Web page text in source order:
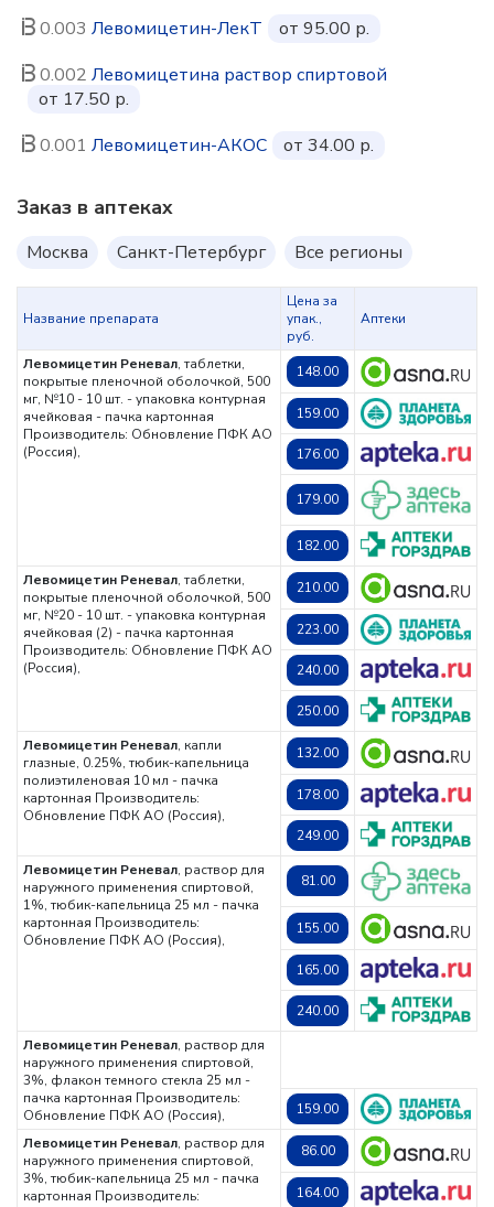
0.003 Левомицетин-ЛекТ
от 95.00 р.
0.002 Левомицетина раствор спиртовой
от 17.50 р.
0.001 Левомицетин-АКОС от 34.00 р.
Заказ в аптеках
Москва Санкт-Петербург Все регионы
Название препарата
Цена за
упак.,
руб.
Аптеки
Левомицетин Реневал, таблетки,
покрытые пленочной оболочкой, 500
мг, №10 - 10 шт. - упаковка контурная
ячейковая - пачка картонная
Производитель: Обновление ПФК АО
(Россия),
148.00
159.00
176.00
179.00
182.00
Левомицетин Реневал, таблетки,
покрытые пленочной оболочкой, 500
мг, №20 - 10 шт. - упаковка контурная
ячейковая (2) - пачка картонная
Производитель: Обновление ПФК АО
(Россия),
210.00
223.00
240.00
250.00
Левомицетин Реневал, капли
глазные, 0.25%, тюбик-капельница
полиэтиленовая 10 мл - пачка
картонная Производитель:
Обновление ПФК АО (Россия),
132.00
178.00
249.00
Левомицетин Реневал, раствор для
наружного применения спиртовой,
1%, тюбик-капельница 25 мл - пачка
картонная Производитель:
Обновление ПФК АО (Россия),
81.00
155.00
165.00
240.00
Левомицетин Реневал, раствор для
наружного применения спиртовой,
3%, флакон темного стекла 25 мл -
пачка картонная Производитель:
Обновление ПФК АО (Россия),
159.00
Левомицетин Реневал, раствор для
наружного применения спиртовой,
3%, тюбик-капельница 25 мл - пачка
картонная Производитель:
86.00
164.00